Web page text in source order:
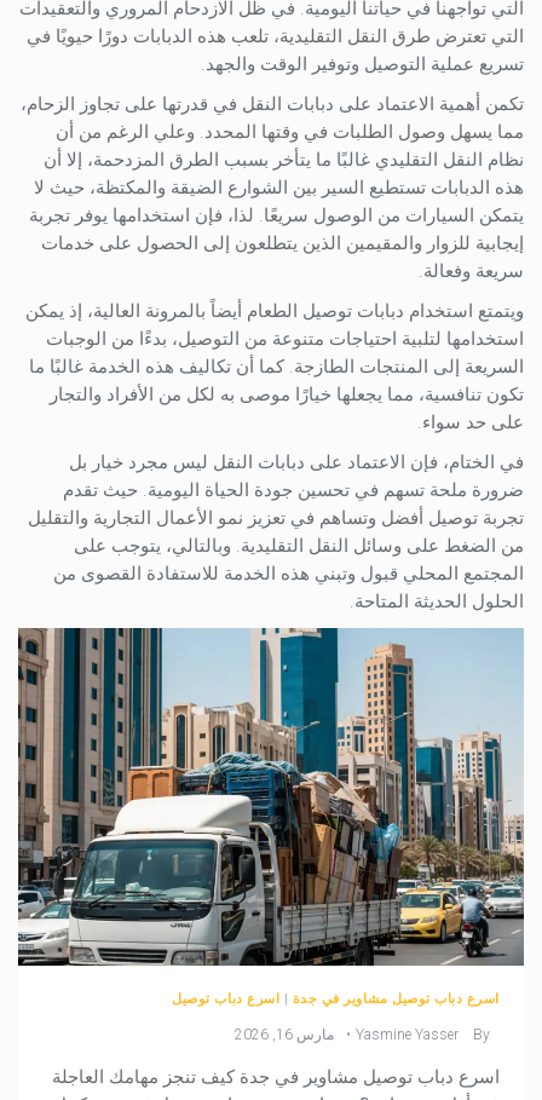
التي تواجهنا في حياتنا اليومية. في ظل الازدحام المروري والتعقيدات
التي تعترض طرق النقل التقليدية، تلعب هذه الدبابات دورًا حيويًا في
تسريع عملية التوصيل وتوفير الوقت والجهد.
تكمن أهمية الاعتماد على دبابات النقل في قدرتها على تجاوز الزحام،
مما يسهل وصول الطلبات في وقتها المحدد. وعلي الرغم من أن
نظام النقل التقليدي غالبًا ما يتأخر بسبب الطرق المزدحمة، إلا أن
هذه الدبابات تستطيع السير بين الشوارع الضيقة والمكتظة، حيث لا
يتمكن السيارات من الوصول سريعًا. لذا، فإن استخدامها يوفر تجربة
إيجابية للزوار والمقيمين الذين يتطلعون إلى الحصول على خدمات
سريعة وفعالة.
ويتمتع استخدام دبابات توصيل الطعام أيضاً بالمرونة العالية، إذ يمكن
استخدامها لتلبية احتياجات متنوعة من التوصيل، بدءًا من الوجبات
السريعة إلى المنتجات الطازجة. كما أن تكاليف هذه الخدمة غالبًا ما
تكون تنافسية، مما يجعلها خيارًا موصى به لكل من الأفراد والتجار
على حد سواء.
في الختام، فإن الاعتماد على دبابات النقل ليس مجرد خيار بل
ضرورة ملحة تسهم في تحسين جودة الحياة اليومية. حيث تقدم
تجربة توصيل أفضل وتساهم في تعزيز نمو الأعمال التجارية والتقليل
من الضغط على وسائل النقل التقليدية. وبالتالي، يتوجب على
المجتمع المحلي قبول وتبني هذه الخدمة للاستفادة القصوى من
الحلول الحديثة المتاحة.
اسرع دباب توصيل مشاوير في جدة | اسرع دباب توصيل
By
Yasmine Yasser مارس 16, 2026
اسرع دباب توصيل مشاوير في جدة كيف تنجز مهامك العاجلة